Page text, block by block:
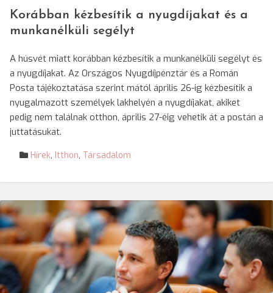
Korábban kézbesítik a nyugdíjakat és a
munkanélküli segélyt
A húsvét miatt korábban kézbesítik a munkanélküli segélyt és
a nyugdíjakat. Az Országos Nyugdíjpénztár és a Román
Posta tájékoztatása szerint mától április 26-ig kézbesítik a
nyugalmazott személyek lakhelyén a nyugdíjakat, akiket
pedig nem találnak otthon, április 27-éig vehetik át a postán a
juttatásukat.
Hírek, Itthon, Társadalom